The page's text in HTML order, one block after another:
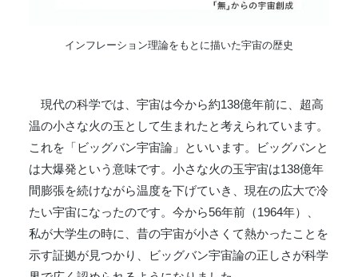
インフレーション理論をもとに描いた宇宙の歴史
現代の科学では、宇宙は今から約138億年前に、超高
温の小さな火の玉として生まれたと考えられています。
これを「ビッグバン宇宙論」といいます。ビッグバンと
は大爆発という意味です。小さな火の玉宇宙は138億年
間膨張を続けながら温度を下げていき、現在の広大で冷
たい宇宙になったのです。今から56年前（1964年）、
私が大学生の時に、昔の宇宙が小さくて熱かったことを
示す証拠が見つかり、ビッグバン宇宙論の正しさが科学